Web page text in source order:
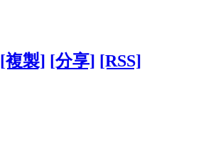
[複製] [分享] [RSS]